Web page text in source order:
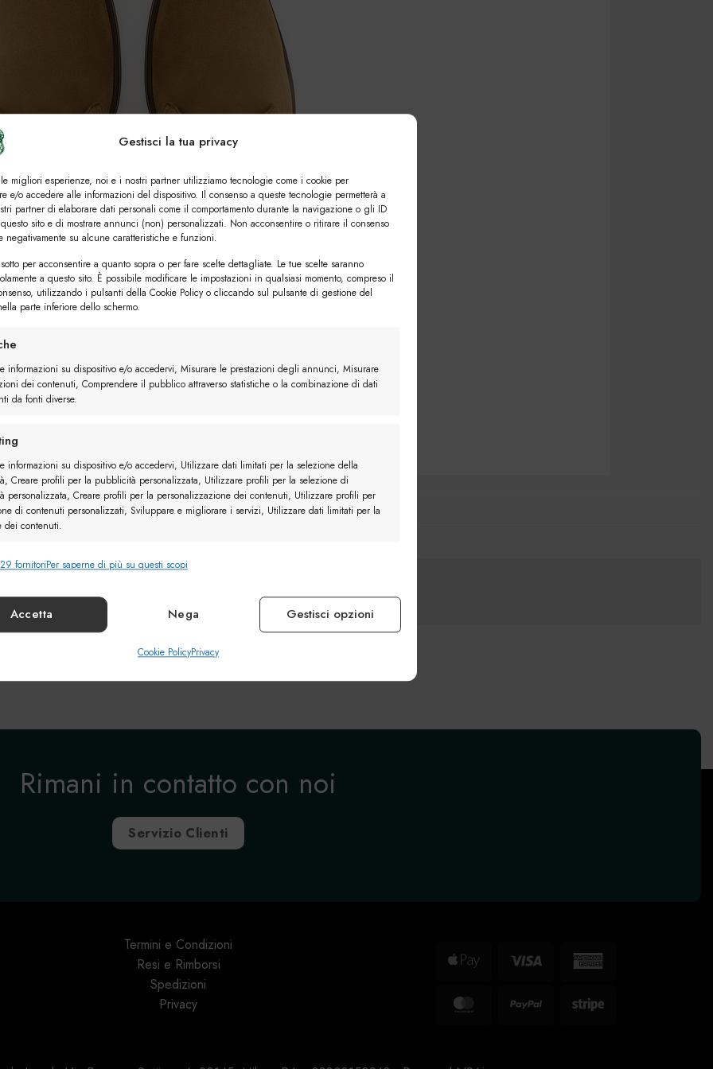
Gestisci la tua privacy
migliori esperienze, noi e i nostri partner utilizziamo tecnologie come i cookie per
e/o accedere alle informazioni del dispositivo. Il consenso a queste tecnologie permetterà a
partner di elaborare dati personali come il comportamento durante la navigazione o gli ID
sito e di mostrare annunci (non) personalizzati. Non acconsentire o ritirare il consenso
negativamente su alcune caratteristiche e funzioni.
per acconsentire a quanto sopra o per fare scelte dettagliate. Le tue scelte saranno
a questo sito. È possibile modificare le impostazioni in qualsiasi momento, compreso il
utilizzando i pulsanti della Cookie Policy o cliccando sul pulsante di gestione del
parte inferiore dello schermo.
informazioni su dispositivo e/o accedervi, Misurare le prestazioni degli annunci, Misurare
dei contenuti, Comprendere il pubblico attraverso statistiche o la combinazione di dati
da fonti diverse.
informazioni su dispositivo e/o accedervi, Utilizzare dati limitati per la selezione della
Creare profili per la pubblicità personalizzata, Utilizzare profili per la selezione di
personalizzata, Creare profili per la personalizzazione dei contenuti, Utilizzare profili per
di contenuti personalizzati, Sviluppare e migliorare i servizi, Utilizzare dati limitati per la
dei contenuti.
Identificare i dispositivi in base alle informazioni trasmesse automaticamente.
la sicurezza, prevenire e rilevare frodi, correggere
fornitoriPer saperne di più su questi scopi
Accetta Nega Gestisci opzioni
Cookie PolicyPrivacy
Rimani in contatto con noi
Servizio Clienti
Termini e Condizioni
Resi e Rimborsi
Spedizioni
Privacy
Apple
Visa
American
MasterCard
Stripe